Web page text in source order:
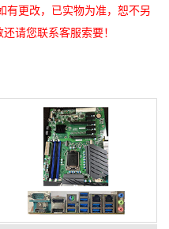
有更改，已实物为准，恕不另
请您联系客服索要！